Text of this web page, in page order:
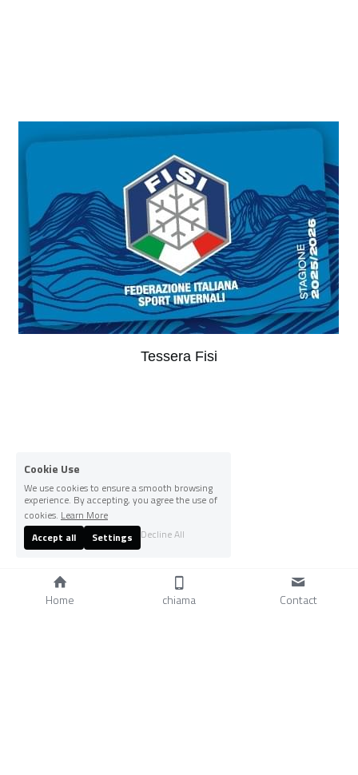
Tessera Fisi
Home chiama Contact
Cookie Use
We use cookies to ensure a smooth browsing
experience. By accepting, you agree the use of
cookies. Learn More
Accept all
Settings Decline All